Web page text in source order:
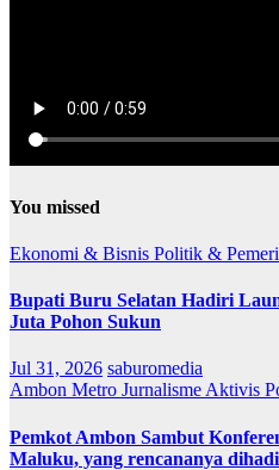
You missed
Ekonomi & Bisnis Politik &
Bupati Buru Selatan Hadiri
Juta Pohon Sukun
Jul 31, 2026 saburomedia
Ambon Metro Jurnalisme Aktivis
Pemkot Ambon Sambut
Maluku, yang rencananya